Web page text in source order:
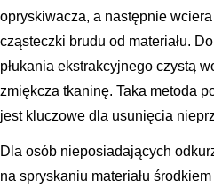
opryskiwacza, a następnie wciera
cząsteczki brudu od materiału.
płukania ekstrakcyjnego czystą
zmiękcza tkaninę. Taka metoda
jest kluczowe dla usunięcia
Dla osób nieposiadających
na spryskaniu materiału